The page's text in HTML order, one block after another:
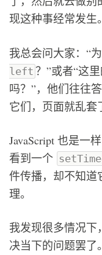
现这种事经常发生。
我总会问大家：“
left ？”或者“这
吗？”，他们往往
它们，页面就乱套
JavaScript 也是一
看到一个
件传播，却不知道
理。
我发现很多情况
决当下的问题罢了